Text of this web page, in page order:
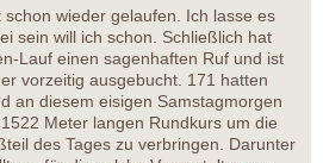
schon wieder gelaufen. Ich lasse es
sein will ich schon. Schließlich hat
Lauf einen sagenhaften Ruf und ist
vorzeitig ausgebucht. 171 hatten
an diesem eisigen Samstagmorgen
Meter langen Rundkurs um die
des Tages zu verbringen. Darunter